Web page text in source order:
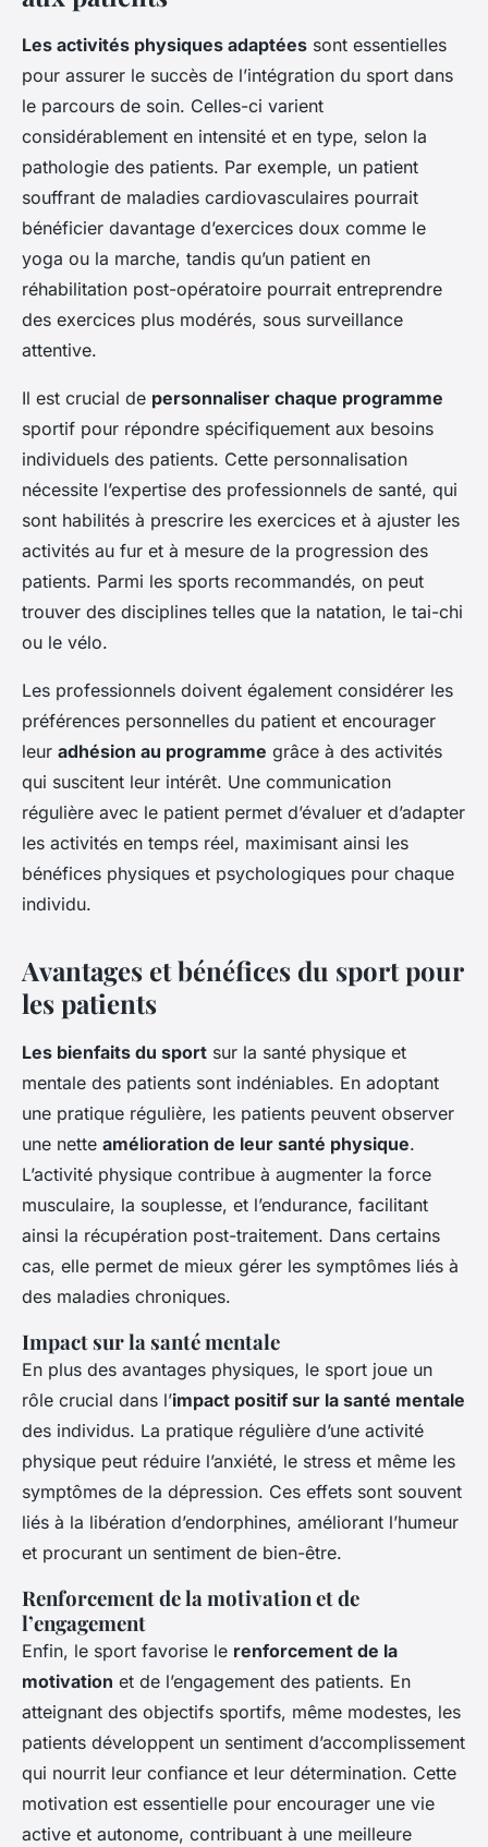
Les activités physiques adaptées sont essentielles
pour assurer le succès de l’intégration du sport dans
le parcours de soin. Celles-ci varient
considérablement en intensité et en type, selon la
pathologie des patients. Par exemple, un patient
souffrant de maladies cardiovasculaires pourrait
bénéficier davantage d’exercices doux comme le
yoga ou la marche, tandis qu’un patient en
réhabilitation post-opératoire pourrait entreprendre
des exercices plus modérés, sous surveillance
attentive.
Il est crucial de personnaliser chaque programme
sportif pour répondre spécifiquement aux besoins
individuels des patients. Cette personnalisation
nécessite l’expertise des professionnels de santé, qui
sont habilités à prescrire les exercices et à ajuster les
activités au fur et à mesure de la progression des
patients. Parmi les sports recommandés, on peut
trouver des disciplines telles que la natation, le tai-chi
ou le vélo.
Les professionnels doivent également considérer les
préférences personnelles du patient et encourager
leur adhésion au programme grâce à des activités
qui suscitent leur intérêt. Une communication
régulière avec le patient permet d’évaluer et d’adapter
les activités en temps réel, maximisant ainsi les
bénéfices physiques et psychologiques pour chaque
individu.
Avantages et bénéfices du sport pour
les patients
Les bienfaits du sport sur la santé physique et
mentale des patients sont indéniables. En adoptant
une pratique régulière, les patients peuvent observer
une nette amélioration de leur santé physique.
L’activité physique contribue à augmenter la force
musculaire, la souplesse, et l’endurance, facilitant
ainsi la récupération post-traitement. Dans certains
cas, elle permet de mieux gérer les symptômes liés à
des maladies chroniques.
Impact sur la santé mentale
En plus des avantages physiques, le sport joue un
rôle crucial dans l’impact positif sur la santé mentale
des individus. La pratique régulière d’une activité
physique peut réduire l’anxiété, le stress et même les
symptômes de la dépression. Ces effets sont souvent
liés à la libération d’endorphines, améliorant l’humeur
et procurant un sentiment de bien-être.
Renforcement de la motivation et de
l’engagement
Enfin, le sport favorise le renforcement de la
motivation et de l’engagement des patients. En
atteignant des objectifs sportifs, même modestes, les
patients développent un sentiment d’accomplissement
qui nourrit leur confiance et leur détermination. Cette
motivation est essentielle pour encourager une vie
active et autonome, contribuant à une meilleure